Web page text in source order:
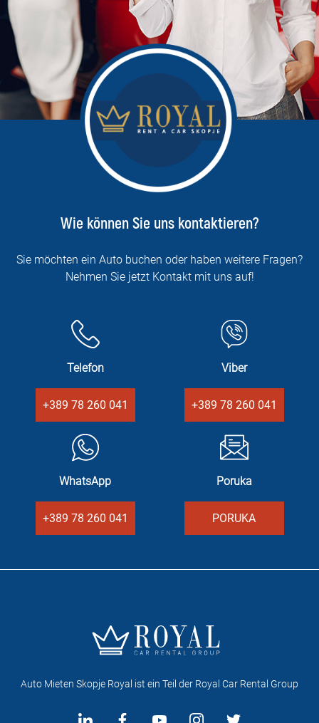
Wie können Sie uns kontaktieren?
Sie möchten ein Auto buchen oder haben weitere Fragen?
Nehmen Sie jetzt Kontakt mit uns auf!
Telefon
+389 78 260 041
Viber
+389 78 260 041
WhatsApp
+389 78 260 041
Poruka
PORUKA
Auto Mieten Skopje Royal ist ein Teil der Royal Car Rental Group